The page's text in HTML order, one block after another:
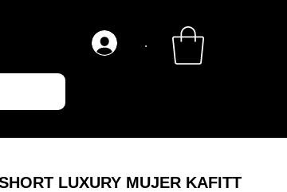
.
LUXURY MUJER KAFITT